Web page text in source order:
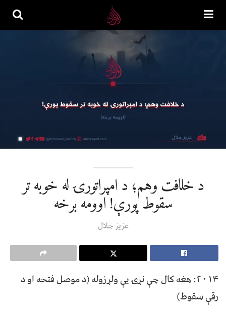
د خلافت وهم؛ د امپراتورۍ له خوبه تر
سقوط پورې! اوومه برخه
عزیز جلال
۲۰۱۴: هغه کال چې نړۍ یې ولړزوله (د موصل فتحه او د
رقې سقوط)